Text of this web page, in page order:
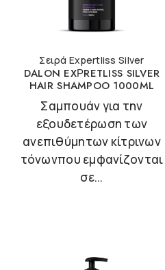
Σειρά Expertliss Silver
DALON EXΡRETLISS SILVER
HAIR SHAMPOO 1000ML
Σαμπουάν για την
εξουδετέρωση των
ανεπιθύμητων κίτρινων
τόνωνπου εμφανίζονται
σε...